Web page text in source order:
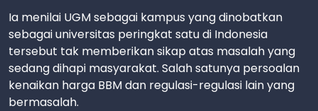
Ia menilai UGM sebagai kampus yang dinobatkan
sebagai universitas peringkat satu di Indonesia
tersebut tak memberikan sikap atas masalah yang
sedang dihapi masyarakat. Salah satunya persoalan
kenaikan harga BBM dan regulasi-regulasi lain yang
bermasalah.